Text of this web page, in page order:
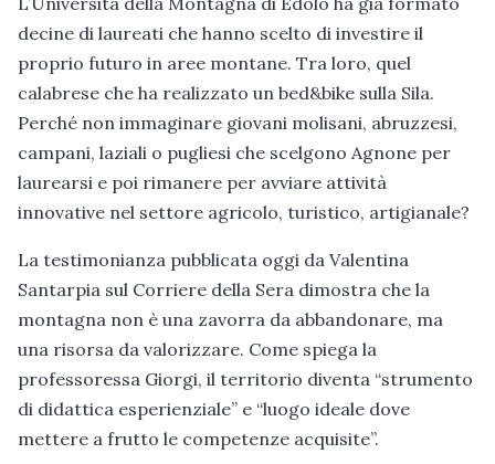
decine di laureati che hanno scelto di investire il
proprio futuro in aree montane. Tra loro, quel
calabrese che ha realizzato un bed&bike sulla Sila.
Perché non immaginare giovani molisani, abruzzesi,
campani, laziali o pugliesi che scelgono Agnone per
laurearsi e poi rimanere per avviare attività
innovative nel settore agricolo, turistico, artigianale?
La testimonianza pubblicata oggi da Valentina
Santarpia sul Corriere della Sera dimostra che la
montagna non è una zavorra da abbandonare, ma
una risorsa da valorizzare. Come spiega la
professoressa Giorgi, il territorio diventa “strumento
di didattica esperienziale” e “luogo ideale dove
mettere a frutto le competenze acquisite”.